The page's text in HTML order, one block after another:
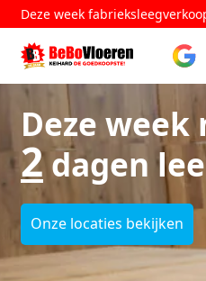
Deze week
Deze week
2dagen
Onze locaties bekijken